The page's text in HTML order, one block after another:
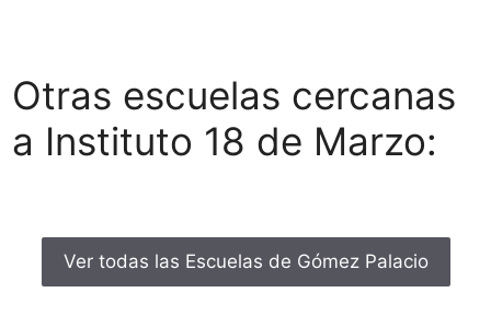
Otras escuelas cercanas
a Instituto 18 de Marzo:
Ver todas las Escuelas de Gómez Palacio